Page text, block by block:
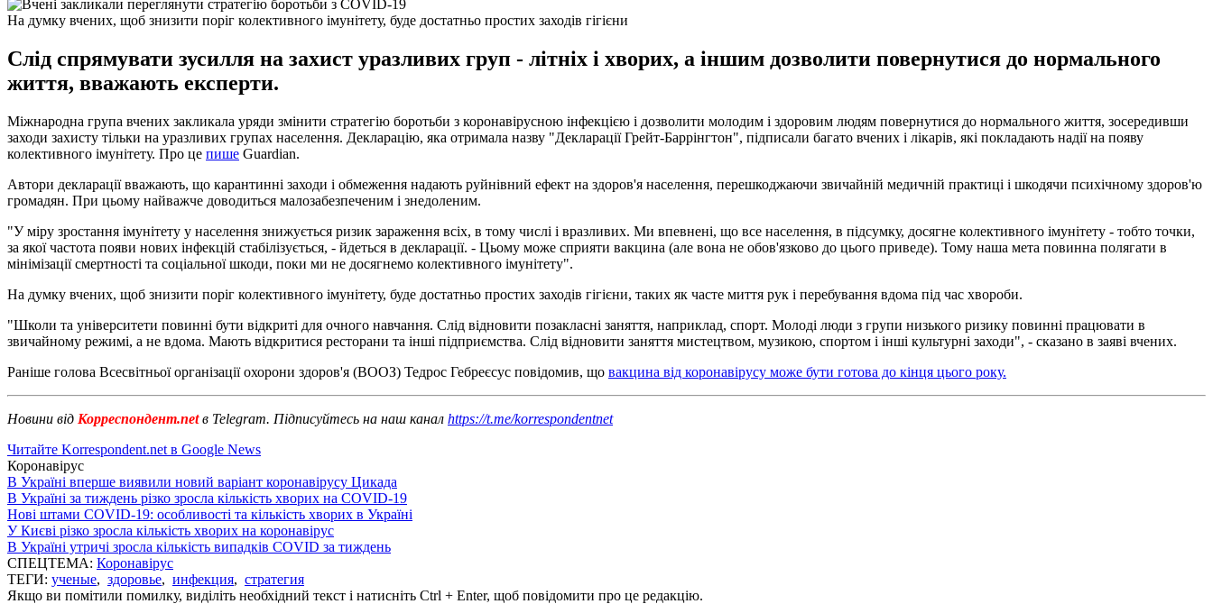
На думку вчених, щоб знизити поріг колективного імунітету, буде достатньо простих заходів гігієни
Слід спрямувати зусилля на захист уразливих груп - літніх і хворих, а іншим дозволити повернутися до нормального
життя, вважають експерти.
Міжнародна група вчених закликала уряди змінити стратегію боротьби з коронавірусною інфекцією і дозволити молодим і здоровим людям повернутися до нормального життя, зосередивши
заходи захисту тільки на уразливих групах населення. Декларацію, яка отримала назву "Декларації Грейт-Баррінгтон", підписали багато вчених і лікарів, які покладають надії на появу
колективного імунітету. Про це пише Guardian.
Автори декларації вважають, що карантинні заходи і обмеження надають руйнівний ефект на здоров'я населення, перешкоджаючи звичайній медичній практиці і шкодячи психічному здоров'ю
громадян. При цьому найважче доводиться малозабезпеченим і знедоленим.
"У міру зростання імунітету у населення знижується ризик зараження всіх, в тому числі і вразливих. Ми впевнені, що все населення, в підсумку, досягне колективного імунітету - тобто точки,
за якої частота появи нових інфекцій стабілізується, - йдеться в декларації. - Цьому може сприяти вакцина (але вона не обов'язково до цього приведе). Тому наша мета повинна полягати в
мінімізації смертності та соціальної шкоди, поки ми не досягнемо колективного імунітету".
На думку вчених, щоб знизити поріг колективного імунітету, буде достатньо простих заходів гігієни, таких як часте миття рук і перебування вдома під час хвороби.
"Школи та університети повинні бути відкриті для очного навчання. Слід відновити позакласні заняття, наприклад, спорт. Молоді люди з групи низького ризику повинні працювати в
звичайному режимі, а не вдома. Мають відкритися ресторани та інші підприємства. Слід відновити заняття мистецтвом, музикою, спортом і інші культурні заходи", - сказано в заяві вчених.
Раніше голова Всесвітньої організації охорони здоров'я (ВООЗ) Тедрос Гебреєсус повідомив, що вакцина від коронавірусу може бути готова до кінця цього року.
Новини від Корреспондент.netв Telegram. Підписуйтесь на наш канал https://t.me/korrespondentnet
Читайте Korrespondent.net в Google News
Коронавірус
В Україні вперше виявили новий варіант коронавірусу Цикада
В Україні за тиждень різко зросла кількість хворих на COVID-19
Нові штами COVID-19: особливості та кількість хворих в Україні
У Києві різко зросла кількість хворих на коронавірус
В Україні утричі зросла кількість випадків COVID за тиждень
СПЕЦТЕМА: Коронавірус
ТЕГИ: ученые, здоровье, инфекция, стратегия
Якщо ви помітили помилку, виділіть необхідний текст і натисніть Ctrl + Enter, щоб повідомити про це редакцію.